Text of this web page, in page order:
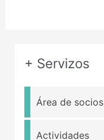
+ Servizos
Área de socios
Actividades